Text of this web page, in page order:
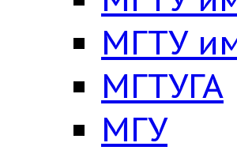
МГТУ
МГТУГА
МГУ